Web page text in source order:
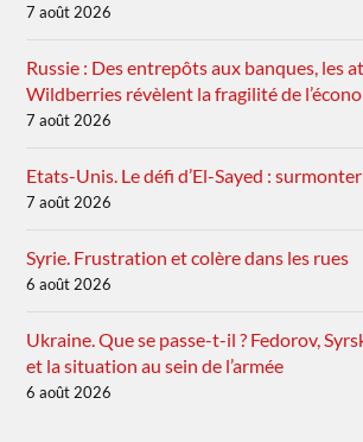
7 août 2026
Russie : Des entrepôts aux banques, les
Wildberries révèlent la fragilité de
7 août 2026
Etats-Unis. Le défi d’El-Sayed : surmonter
7 août 2026
Syrie. Frustration et colère dans les rues
6 août 2026
Ukraine. Que se passe-t-il ? Fedorov,
et la situation au sein de l’armée
6 août 2026